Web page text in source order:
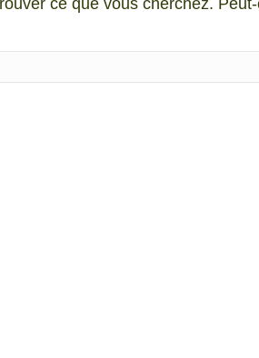
ce que vous cherchez.
sont disponibles, utilisez les